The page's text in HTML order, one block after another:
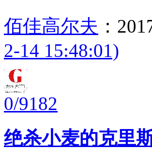
佰佳高尔夫 ：
2-14 15:48:01)
0/9182
绝杀小麦的克里